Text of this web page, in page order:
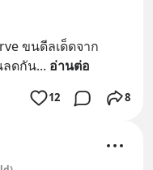
ขนดีลเด็ดจาก
ลดกัน... อ่านต่อ
12 8